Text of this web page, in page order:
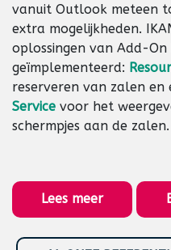
vanuit Outlook meteen
extra mogelijkheden.
oplossingen van Add-On
geïmplementeerd:
reserveren van zalen en
Service voor het
schermpjes aan de zalen.
Lees meer